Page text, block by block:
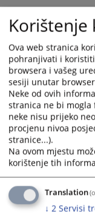
question
mark
key
to
get
the
keyboard
shortcuts
for
changing
dates.
Korištenje
Ova web stranica
pohranjivati i
browsera i vašeg
sesiji unutar
Neke od ovih
stranica ne bi mogla
neke nisu prijeko
procjenu nivoa
stranice...).
Na ovom mjestu
korištenje tih
Translation
↓ 2 Servisi